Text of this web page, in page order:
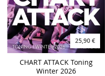
25,90 €
CHART ATTACK Toning
Winter 2026